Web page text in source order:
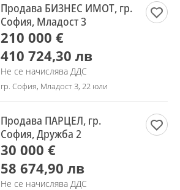
Продава БИЗНЕС ИМОТ, гр.
София, Младост 3
210 000 €
410 724,30 лв
Не се начислява ДДС
гр. София, Младост 3, 22 юли
Продава ПАРЦЕЛ, гр.
София, Дружба 2
30 000 €
58 674,90 лв
Не се начислява ДДС